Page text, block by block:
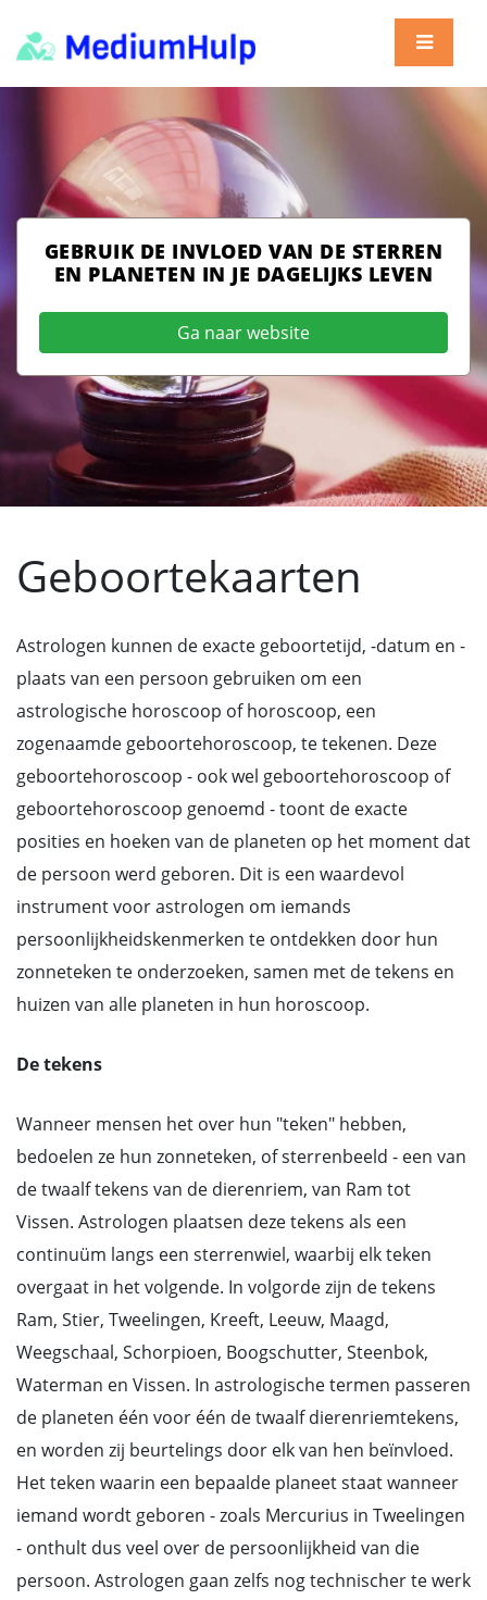
GEBRUIK DE INVLOED VAN DE STERREN
EN PLANETEN IN JE DAGELIJKS LEVEN
Ga naar website
Geboortekaarten
Astrologen kunnen de exacte geboortetijd, -datum en -
plaats van een persoon gebruiken om een
astrologische horoscoop of horoscoop, een
zogenaamde geboortehoroscoop, te tekenen. Deze
geboortehoroscoop - ook wel geboortehoroscoop of
geboortehoroscoop genoemd - toont de exacte
posities en hoeken van de planeten op het moment dat
de persoon werd geboren. Dit is een waardevol
instrument voor astrologen om iemands
persoonlijkheidskenmerken te ontdekken door hun
zonneteken te onderzoeken, samen met de tekens en
huizen van alle planeten in hun horoscoop.
De tekens
Wanneer mensen het over hun "teken" hebben,
bedoelen ze hun zonneteken, of sterrenbeeld - een van
de twaalf tekens van de dierenriem, van Ram tot
Vissen. Astrologen plaatsen deze tekens als een
continuüm langs een sterrenwiel, waarbij elk teken
overgaat in het volgende. In volgorde zijn de tekens
Ram, Stier, Tweelingen, Kreeft, Leeuw, Maagd,
Weegschaal, Schorpioen, Boogschutter, Steenbok,
Waterman en Vissen. In astrologische termen passeren
de planeten één voor één de twaalf dierenriemtekens,
en worden zij beurtelings door elk van hen beïnvloed.
Het teken waarin een bepaalde planeet staat wanneer
iemand wordt geboren - zoals Mercurius in Tweelingen
- onthult dus veel over de persoonlijkheid van die
persoon. Astrologen gaan zelfs nog technischer te werk